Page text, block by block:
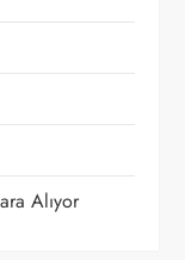
Alıyor